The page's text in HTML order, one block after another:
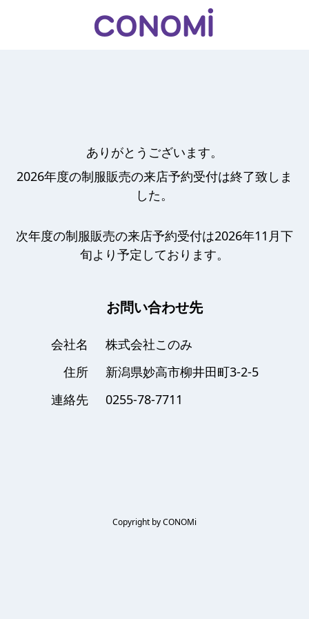
ありがとうございます。
2026年度の制服販売の来店予約受付は終了致しま
した。
次年度の制服販売の来店予約受付は2026年11月下
旬より予定しております。
お問い合わせ先
会社名
株式会社このみ
住所
新潟県妙高市柳井田町3-2-5
連絡先
0255-78-7711
Copyright by CONOMi